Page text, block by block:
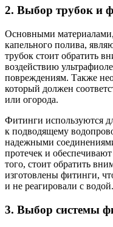
2. Выбор трубок и
Основными
капельного полива,
трубок стоит обратить
воздействию
повреждениям. Также
который должен
или огорода.
Фитинги используются
к подводящему
надежными
протечек и
того, стоит обратить
изготовлены фитинги,
и не реагировали с водой.
3. Выбор системы